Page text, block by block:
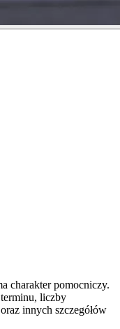
charakter pomocniczy.
liczby
innych szczegółów